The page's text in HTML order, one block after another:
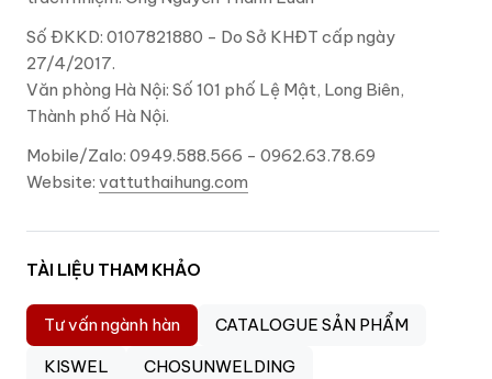
Số ĐKKD: 0107821880 - Do Sở KHĐT cấp ngày
27/4/2017.
Văn phòng Hà Nội: Số 101 phố Lệ Mật, Long Biên,
Thành phố Hà Nội.
Mobile/Zalo: 0949.588.566 - 0962.63.78.69
Website: vattuthaihung.com
TÀI LIỆU THAM KHẢO
Tư vấn ngành hàn
CATALOGUE SẢN PHẨM
KISWEL
CHOSUNWELDING